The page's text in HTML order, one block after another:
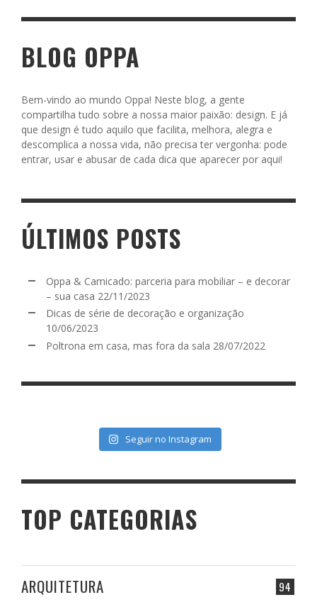
BLOG OPPA
Bem-vindo ao mundo Oppa! Neste blog, a gente
compartilha tudo sobre a nossa maior paixão: design. E já
que design é tudo aquilo que facilita, melhora, alegra e
descomplica a nossa vida, não precisa ter vergonha: pode
entrar, usar e abusar de cada dica que aparecer por aqui!
ÚLTIMOS POSTS
Oppa & Camicado: parceria para mobiliar – e decorar
– sua casa 22/11/2023
Dicas de série de decoração e organização
10/06/2023
Poltrona em casa, mas fora da sala 28/07/2022
Seguir no Instagram
TOP CATEGORIAS
94
ARQUITETURA